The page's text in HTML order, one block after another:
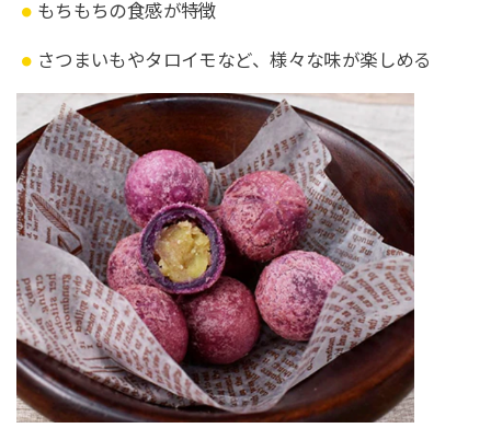
もちもちの食感が特徴
さつまいもやタロイモなど、様々な味が楽しめる